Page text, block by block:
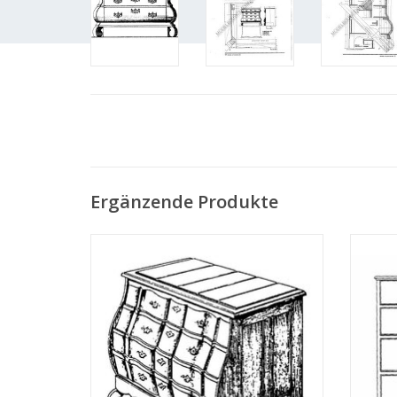
Ergänzende Produkte
Bauzeichnung Maßstab 1 : N/A (45.18.001)
ZUM WARENKORB HINZUFÜGEN